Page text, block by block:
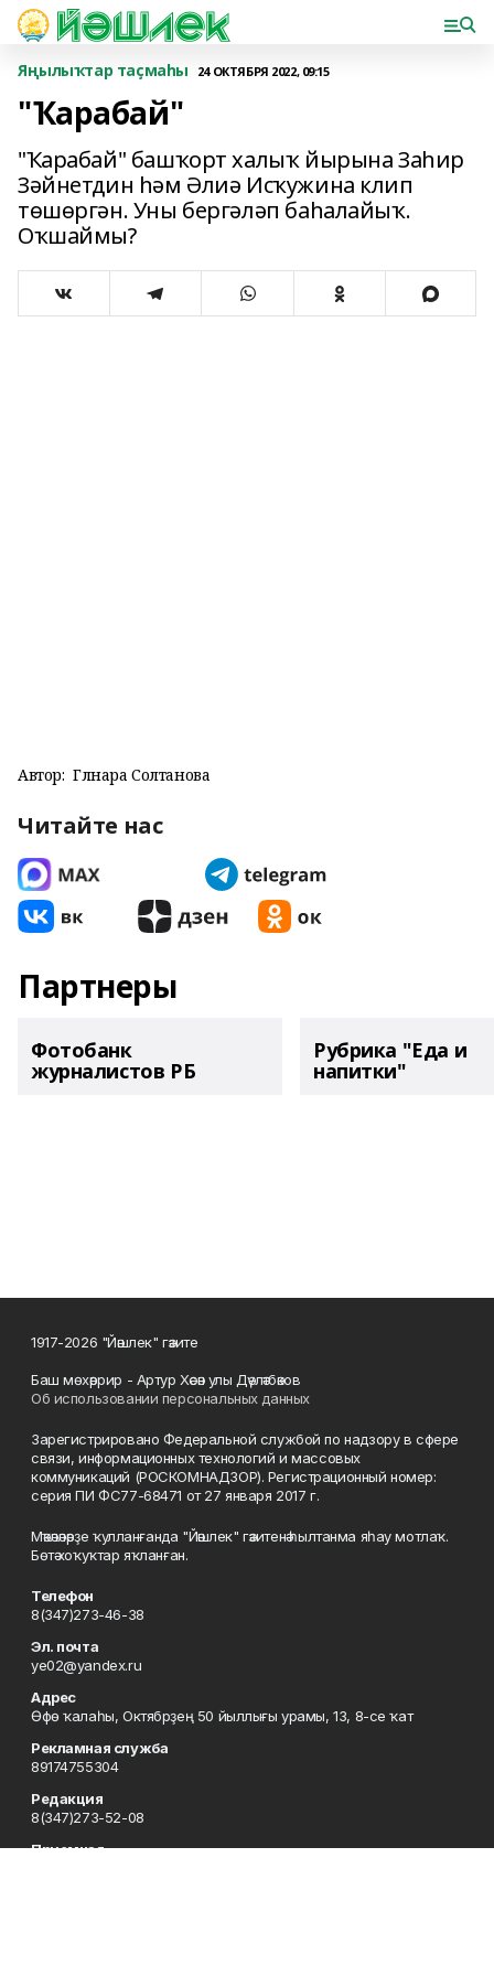
Яңылыҡтар таҫмаһы 24 ОКТЯБРЯ 2022, 09:15
"Ҡарабай"
"Ҡарабай" башҡорт халыҡ йырына Заһир
Зәйнетдин һәм Әлиә Исҡужина клип
төшөргән. Уны бергәләп баһалайыҡ.
Оҡшаймы?
Автор: Гөлнара Солтанова
Читайте нас
Партнеры
Фотобанк
журналистов РБ
Рубрика "Еда и
напитки"
1917-2026 "Йәшлек" гәзите
Баш мөхәррир - Артур Хәсән улы Дәүләтбәков
Об использовании персональных данных
Зарегистрировано Федеральной службой по надзору в сфере
связи, информационных технологий и массовых
коммуникаций (РОСКОМНАДЗОР). Регистрационный номер:
серия ПИ ФС77-68471 от 27 января 2017 г.
Мәҡәләләрҙе ҡулланғанда "Йәшлек" гәзитенә һылтанма яһау мотлаҡ.
Бөтә хоҡуҡтар яҡланған.
Телефон
8(347)273-46-38
Эл. почта
ye02@yandex.ru
Адрес
Өфө ҡалаһы, Октябрҙең 50 йыллығы урамы, 13, 8-се ҡат
Рекламная служба
89174755304
Редакция
8(347)273-52-08
Приемная